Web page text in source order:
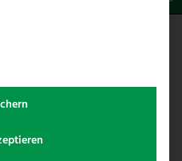
in
Lauf nicht weg
von unserem
durch uns –
Gruppen, für die eine